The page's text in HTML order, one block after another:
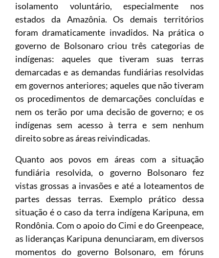
isolamento voluntário, especialmente nos
estados da Amazônia. Os demais territórios
foram dramaticamente invadidos. Na prática o
governo de Bolsonaro criou três categorias de
indígenas: aqueles que tiveram suas terras
demarcadas e as demandas fundiárias resolvidas
em governos anteriores; aqueles que não tiveram
os procedimentos de demarcações concluídas e
nem os terão por uma decisão de governo; e os
indígenas sem acesso à terra e sem nenhum
direito sobre as áreas reivindicadas.
Quanto aos povos em áreas com a situação
fundiária resolvida, o governo Bolsonaro fez
vistas grossas a invasões e até a loteamentos de
partes dessas terras. Exemplo prático dessa
situação é o caso da terra indígena Karipuna, em
Rondônia. Com o apoio do Cimi e do Greenpeace,
as lideranças Karipuna denunciaram, em diversos
momentos do governo Bolsonaro, em fóruns